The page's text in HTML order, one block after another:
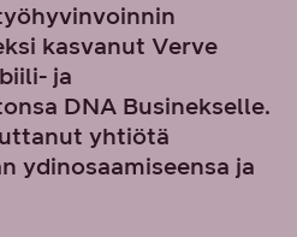
kasvanut Verve
ja
DNA Businekselle.
yhtiötä
ydinosaamiseensa ja